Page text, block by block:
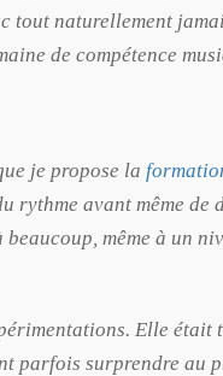
tout naturellement
de compétence
je propose la
rythme avant même de
même à un
Elle était
parfois surprendre au